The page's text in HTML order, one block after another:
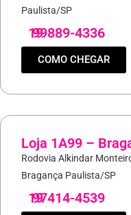
Paulista/SP
19
99889-4336
COMO CHEGAR
Loja 1A99 –
Rodovia Alkindar
Bragança Paulista/SP
19
97414-4539